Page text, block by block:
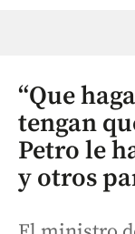
“Que
tengan
Petro le
y otros